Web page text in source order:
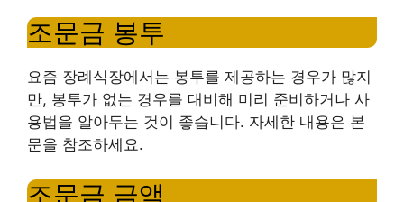
조문금 봉투
요즘 장례식장에서는 봉투를 제공하는 경우가 많지
만, 봉투가 없는 경우를 대비해 미리 준비하거나 사
용법을 알아두는 것이 좋습니다. 자세한 내용은 본
문을 참조하세요.
조문금 금액